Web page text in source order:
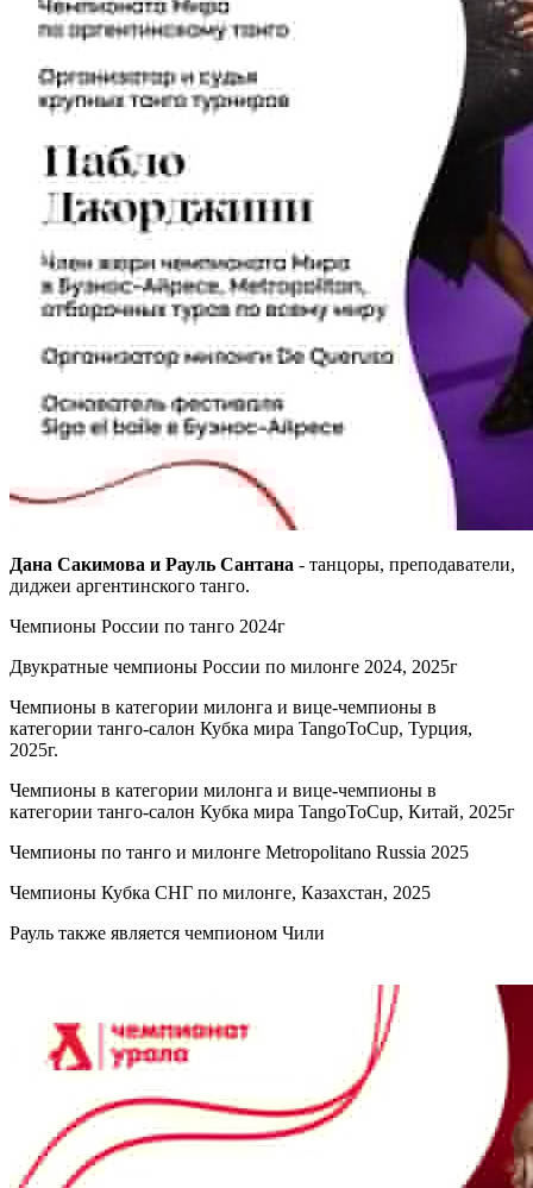
Дана Сакимова и Рауль Сантана - танцоры, преподаватели,
диджеи аргентинского танго.
Чемпионы России по танго 2024г
Двукратные чемпионы России по милонге 2024, 2025г
Чемпионы в категории милонга и вице-чемпионы в
категории танго-салон Кубка мира TangoToCup, Турция,
2025г.
Чемпионы в категории милонга и вице-чемпионы в
категории танго-салон Кубка мира TangoToCup, Китай, 2025г
Чемпионы по танго и милонге Metropolitano Russia 2025
Чемпионы Кубка СНГ по милонге, Казахстан, 2025
Рауль также является чемпионом Чили